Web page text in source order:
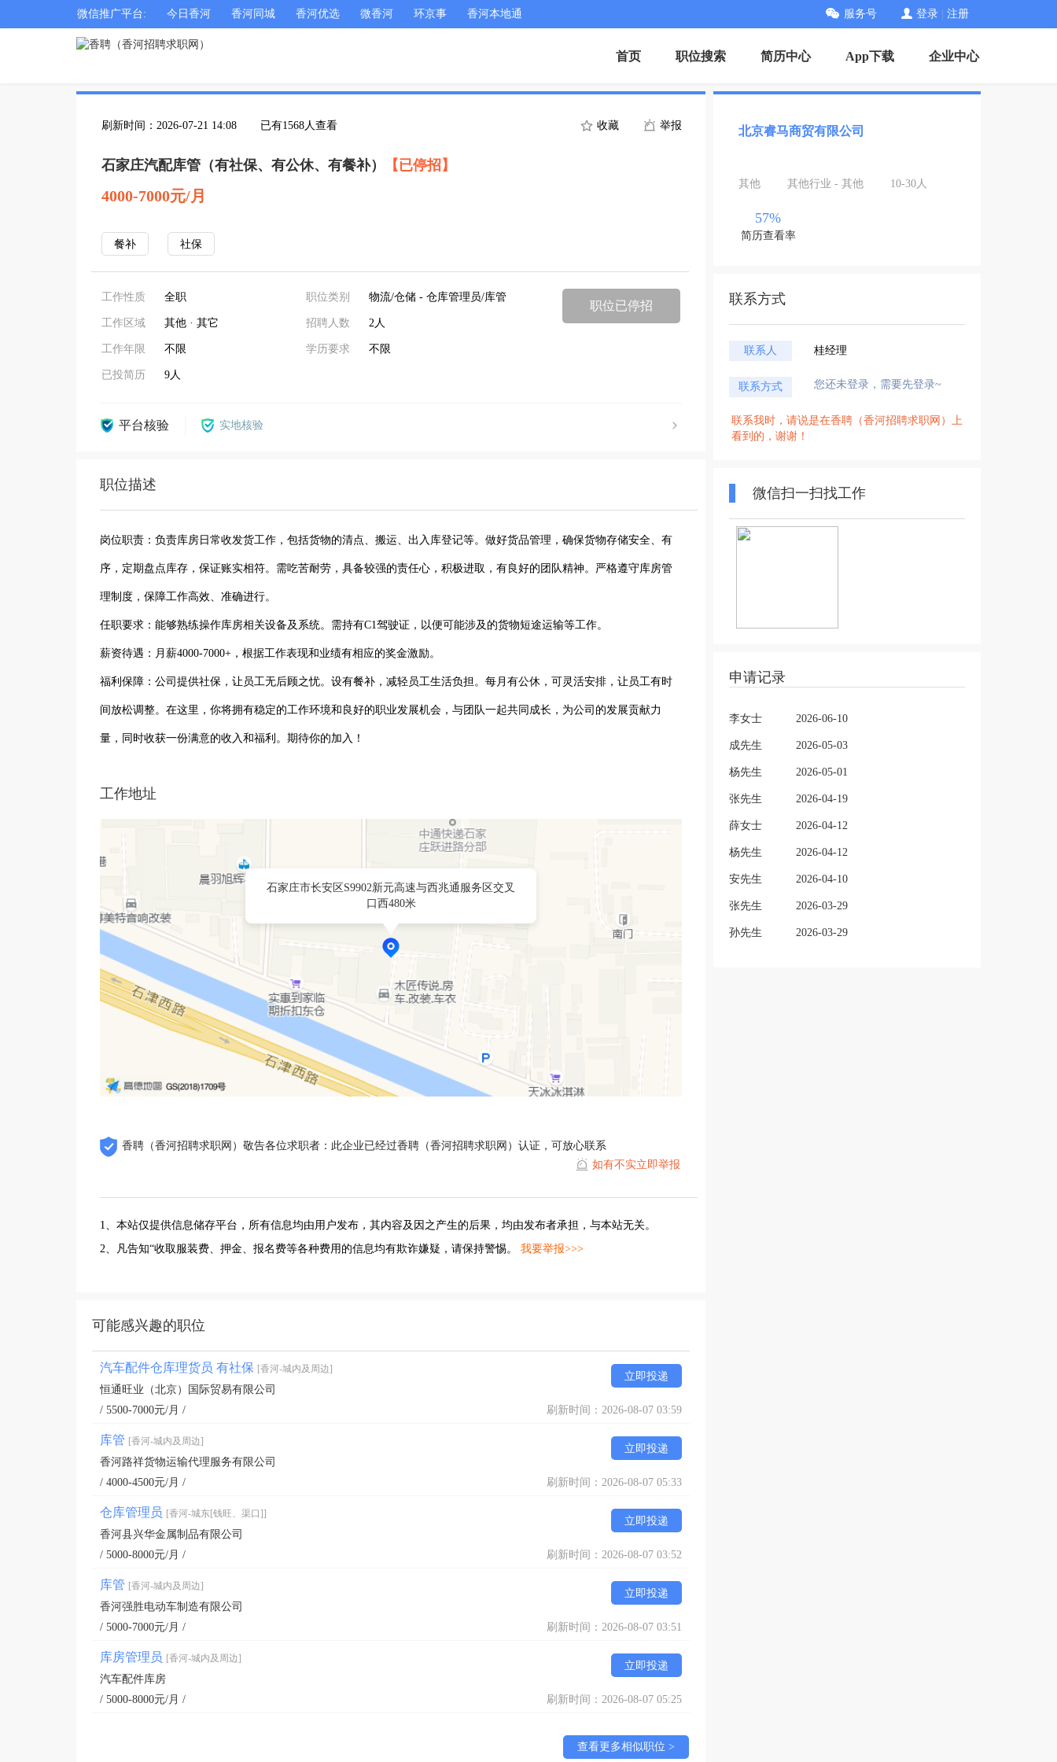
微信推广平台: 今日香河 香河同城 香河优选 微香河 环京事 香河本地通 服务号 登录 注册
首页 职位搜索 简历中心 App下载 企业中心
刷新时间：2026-07-21 14:08 已有1568人查看 收藏 举报
石家庄汽配库管（有社保、有公休、有餐补） 【已停招】
4000-7000元/月
餐补 社保
工作性质 全职
工作区域 其他 · 其它
工作年限 不限
已投简历 9人
职位类别 物流/仓储 - 仓库管理员/库管
招聘人数 2人
学历要求 不限
职位已停招
平台核验 实地核验
职位描述
岗位职责：负责库房日常收发货工作，包括货物的清点、搬运、出入库登记等。做好货品管理，确保货物存储安全、有
序，定期盘点库存，保证账实相符。需吃苦耐劳，具备较强的责任心，积极进取，有良好的团队精神。严格遵守库房管
理制度，保障工作高效、准确进行。
任职要求：能够熟练操作库房相关设备及系统。需持有C1驾驶证，以便可能涉及的货物短途运输等工作。
薪资待遇：月薪4000-7000+，根据工作表现和业绩有相应的奖金激励。
福利保障：公司提供社保，让员工无后顾之忧。设有餐补，减轻员工生活负担。每月有公休，可灵活安排，让员工有时
间放松调整。在这里，你将拥有稳定的工作环境和良好的职业发展机会，与团队一起共同成长，为公司的发展贡献力
量，同时收获一份满意的收入和福利。期待你的加入！
工作地址
石家庄市长安区S9902新元高速与西兆通服务区交叉
口西480米
香聘（香河招聘求职网）敬告各位求职者：此企业已经过香聘（香河招聘求职网）认证，可放心联系
如有不实立即举报
1、本站仅提供信息储存平台，所有信息均由用户发布，其内容及因之产生的后果，均由发布者承担，与本站无关。
2、凡告知“收取服装费、押金、报名费等各种费用的信息均有欺诈嫌疑，请保持警惕。 我要举报>>>
可能感兴趣的职位
汽车配件仓库理货员 有社保 [香河-城内及周边]
立即投递
恒通旺业（北京）国际贸易有限公司
/ 5500-7000元/月 /
刷新时间：2026-08-07 03:59
库管 [香河-城内及周边]
立即投递
香河路祥货物运输代理服务有限公司
/ 4000-4500元/月 /
刷新时间：2026-08-07 05:33
仓库管理员 [香河-城东[钱旺、渠口]]
立即投递
香河县兴华金属制品有限公司
/ 5000-8000元/月 /
刷新时间：2026-08-07 03:52
库管 [香河-城内及周边]
立即投递
香河强胜电动车制造有限公司
/ 5000-7000元/月 /
刷新时间：2026-08-07 03:51
库房管理员 [香河-城内及周边]
立即投递
汽车配件库房
/ 5000-8000元/月 /
刷新时间：2026-08-07 05:25
查看更多相似职位 >
北京睿马商贸有限公司
其他 其他行业 - 其他 10-30人
57%
简历查看率
联系方式
联系人 桂经理
联系方式 您还未登录，需要先登录~
联系我时，请说是在香聘（香河招聘求职网）上
看到的，谢谢！
微信扫一扫找工作
申请记录
李女士 2026-06-10
成先生 2026-05-03
杨先生 2026-05-01
张先生 2026-04-19
薛女士 2026-04-12
杨先生 2026-04-12
安先生 2026-04-10
张先生 2026-03-29
孙先生 2026-03-29